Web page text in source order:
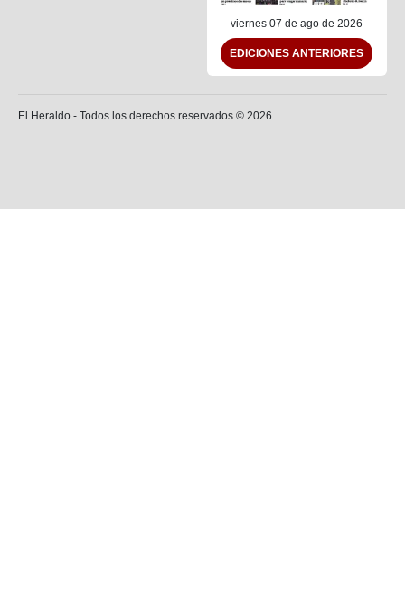
viernes 07 de ago de 2026
EDICIONES ANTERIORES
El Heraldo - Todos los derechos reservados © 2026